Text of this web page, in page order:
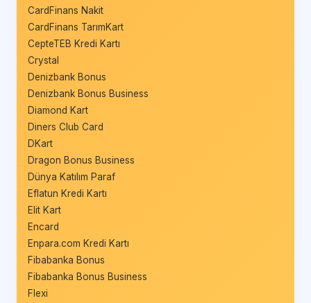
CardFinans Nakit
CardFinans TarımKart
CepteTEB Kredi Kartı
Crystal
Denizbank Bonus
Denizbank Bonus Business
Diamond Kart
Diners Club Card
DKart
Dragon Bonus Business
Dünya Katılım Paraf
Eflatun Kredi Kartı
Elit Kart
Encard
Enpara.com Kredi Kartı
Fibabanka Bonus
Fibabanka Bonus Business
Flexi